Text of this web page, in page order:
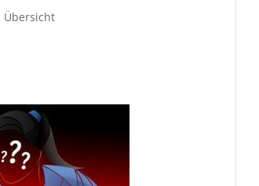
Übersicht